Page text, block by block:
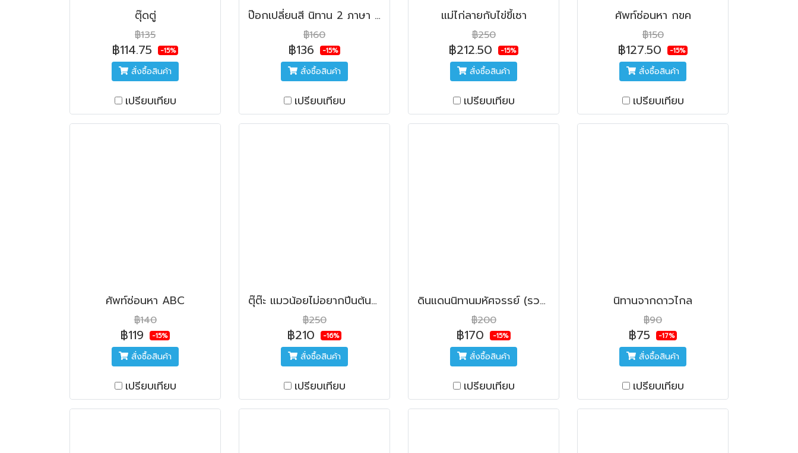
ตุ๊ดตู่
฿135
฿114.75 -15%
สั่งซื้อสินค้า
เปรียบเทียบ
ป๊อกเปลี่ยนสี นิทาน 2 ภาษา พร้อมสติ๊กเกอร์สุดน่ารัก
฿160
฿136 -15%
สั่งซื้อสินค้า
เปรียบเทียบ
แม่ไก่ลายกับไข่ขี้เซา
฿250
฿212.50 -15%
สั่งซื้อสินค้า
เปรียบเทียบ
ศัพท์ซ่อนหา กขค
฿150
฿127.50 -15%
สั่งซื้อสินค้า
เปรียบเทียบ
ศัพท์ซ่อนหา ABC
฿140
฿119 -15%
สั่งซื้อสินค้า
เปรียบเทียบ
ตุ๊ต๊ะ แมวน้อยไม่อยากปีนต้นไม้ (รวมนิทานรางวัลมูลนิธิเด็ก ครั้งที่ 20)
฿250
฿210 -16%
สั่งซื้อสินค้า
เปรียบเทียบ
ดินแดนนิทานมหัศจรรย์ (รวมนิทานรางวัลมูลนิธิเด็ก ครั้งที่19)
฿200
฿170 -15%
สั่งซื้อสินค้า
เปรียบเทียบ
นิทานจากดาวไกล
฿90
฿75 -17%
สั่งซื้อสินค้า
เปรียบเทียบ